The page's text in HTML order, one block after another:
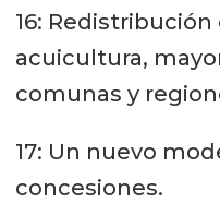
16:
acuicultura,
comunas y
17: Un nuevo
concesiones.